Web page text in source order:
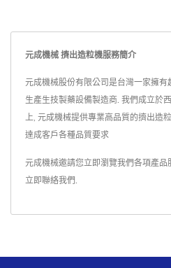
元成機械 擠出造粒機服務簡介
元成機械股份有限公司是台灣一家擁
生產生技製藥設備製造商. 我們成立於
上, 元成機械提供專業高品質的擠出造
達成客戶各種品質要求
元成機械邀請您立即瀏覽我們各項產品
立即聯絡我們